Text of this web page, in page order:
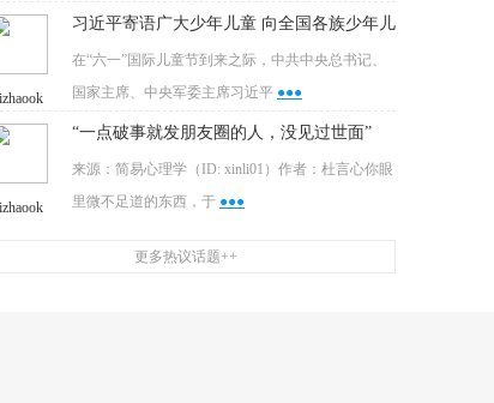
习近平寄语广大少年儿童 向全国各族少年儿
在“六一”国际儿童节到来之际，中共中央总书记、
国家主席、中央军委主席习近平 ●●●
“一点破事就发朋友圈的人，没见过世面”
​来源：简易心理学（ID: xinli01）作者：杜言心你眼
里微不足道的东西，于 ●●●
更多热议话题++